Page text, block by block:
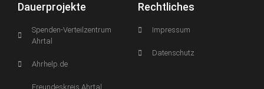
Dauerprojekte
Spenden-Verteilzentrum
Ahrtal
Ahrhelp.de
Freundeskreis Ahrtal
Rechtliches
Impressum
Datenschutz